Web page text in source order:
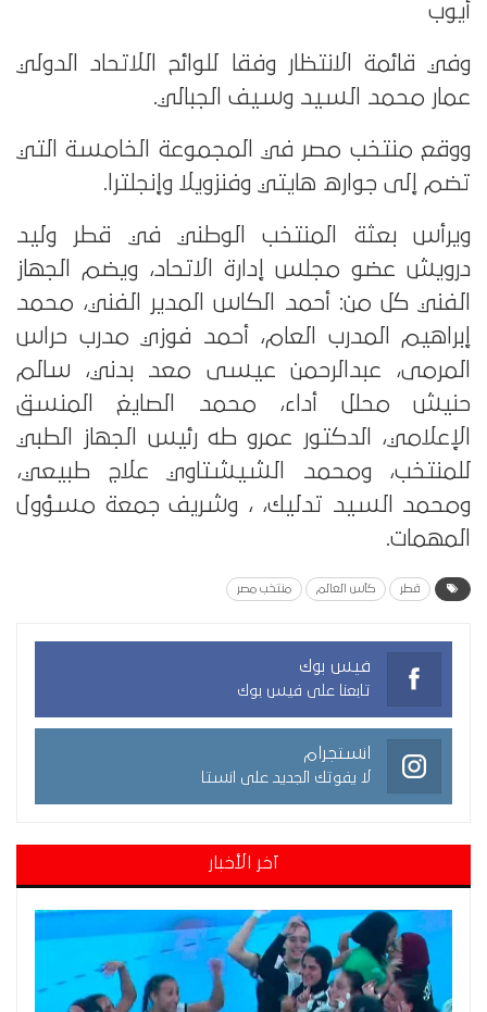
أيوب
وفي قائمة الانتظار وفقا للوائح اللاتحاد الدولي
عمار محمد السيد وسيف الجبالي.
ووقع منتخب مصر في المجموعة الخامسة التي
تضم إلى جواره هايتي وفنزويلا وإنجلترا.
ويرأس بعثة المنتخب الوطني في قطر وليد
درويش عضو مجلس إدارة الاتحاد، ويضم الجهاز
الفني كل من: أحمد الكاس المدير الفني، محمد
إبراهيم المدرب العام، أحمد فوزي مدرب حراس
المرمى، عبدالرحمن عيسى معد بدني، سالم
حنيش محلل أداء، محمد الصايغ المنسق
الإعلامي، الدكتور عمرو طه رئيس الجهاز الطبي
للمنتخب، ومحمد الشيشتاوي علاج طبيعي،
ومحمد السيد تدليك، ، وشريف جمعة مسؤول
المهمات.
قطر كأس العالم منتخب مصر
فيس بوك
تابعنا على فيس بوك
انستجرام
لا يفوتك الجديد على انستا
آخر الأخبار